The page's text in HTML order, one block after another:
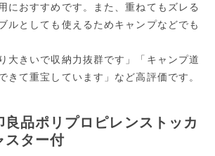
におすすめです。また、重ねてもズレる
ルとしても使えるためキャンプなどでも
大きいで収納力抜群です」「キャンプ道
きて重宝しています」など高評価です。
品ポリプロピレンストッカ
ター付